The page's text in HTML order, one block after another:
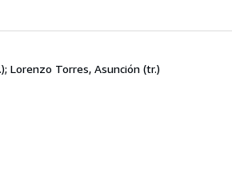
Lorenzo Torres, Asunción (tr.)